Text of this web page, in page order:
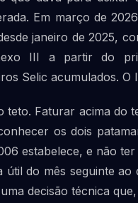
Em março de
janeiro de 2025,
III a partir do
Selic acumulados. O
Faturar acima do
os dois
estabelece, e não
do mês seguinte
decisão técnica